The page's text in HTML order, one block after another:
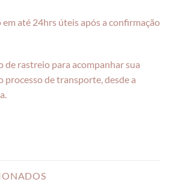
até 24hrs úteis após a confirmação
de rastreio para acompanhar sua
de transporte, desde a